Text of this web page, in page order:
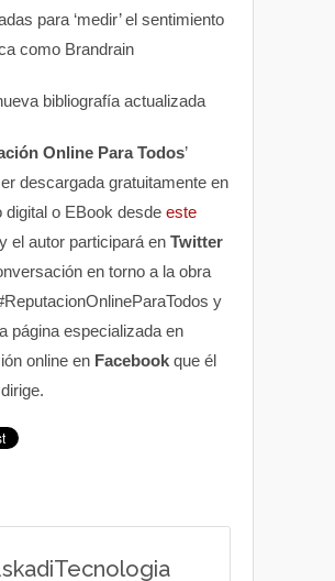
para ‘medir’ el sentimiento
como Brandrain
bibliografía actualizada
Online Para Todos’
descargada gratuitamente en
digital o EBook desde este
y el autor participará en Twitter
en torno a la obra
y
página especializada en
online en Facebook que él